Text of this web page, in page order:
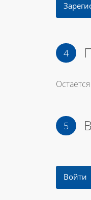
Войти